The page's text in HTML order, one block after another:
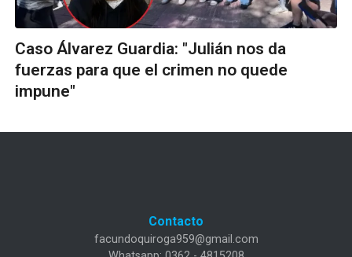
Caso Álvarez Guardia: "Julián nos da
fuerzas para que el crimen no quede
impune"
Contacto
facundoquiroga959@gmail.com